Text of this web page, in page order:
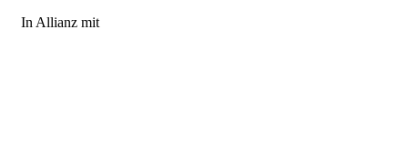
In Allianz mit